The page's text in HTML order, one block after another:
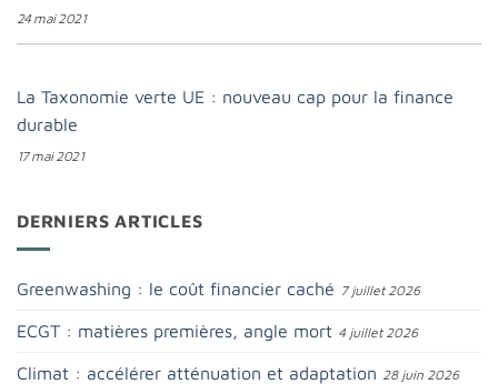
24 mai 2021
La Taxonomie verte UE : nouveau cap pour la finance
durable
17 mai 2021
DERNIERS ARTICLES
Greenwashing : le coût financier caché 7 juillet 2026
ECGT : matières premières, angle mort 4 juillet 2026
Climat : accélérer atténuation et adaptation 28 juin 2026